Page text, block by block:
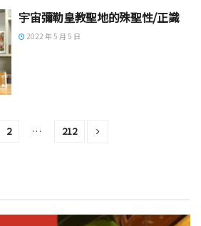
宇宙彌勒皇教聖地的殊聖性/正識
2022 年 5 月 5 日
2 … 212